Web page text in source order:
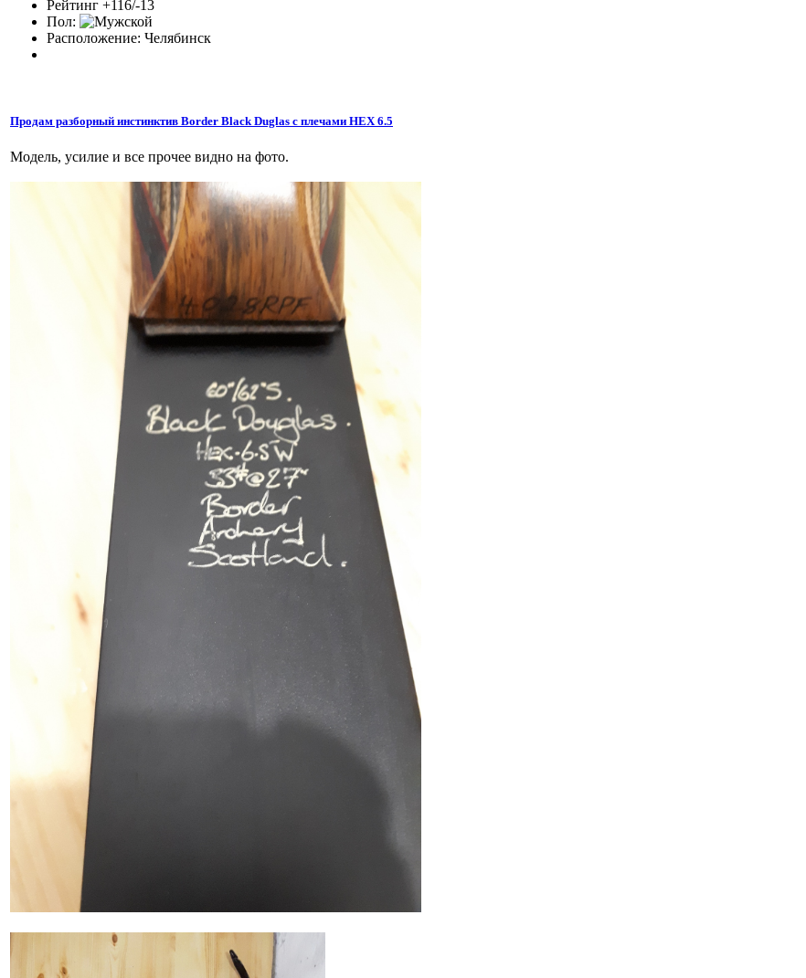
Рейтинг +116/-13
Пол:
Расположение: Челябинск
Продам разборный инстинктив Border Black Duglas с плечами HEX 6.5
Модель, усилие и все прочее видно на фото.